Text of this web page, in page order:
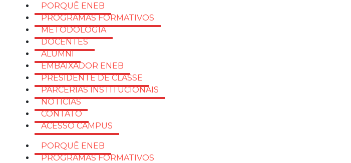
PORQUÊ ENEB
PROGRAMAS FORMATIVOS
METODOLOGIA
DOCENTES
ALUMNI
EMBAIXADOR ENEB
PRESIDENTE DE CLASSE
PARCERIAS INSTITUCIONAIS
NOTÍCIAS
CONTATO
ACESSO CAMPUS
PORQUÊ ENEB
PROGRAMAS FORMATIVOS